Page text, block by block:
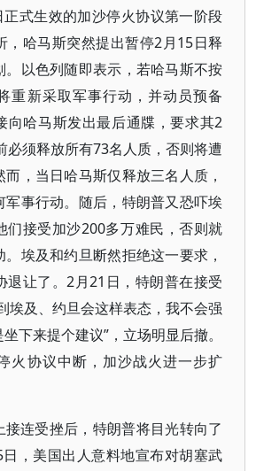
式生效的加沙停火协议第一阶段
，哈马斯突然提出暂停2月15日释
。以色列随即表示，若哈马斯不按
重新采取军事行动，并动员预备
向哈马斯发出最后通牒，要求其2
必须释放所有73名人质，否则将遭
，当日哈马斯仅释放三名人质，
军事行动。随后，特朗普又恐吓埃
们接受加沙200多万难民，否则就
埃及和约旦断然拒绝这一要求，
退让了。2月21日，特朗普在接受
埃及、约旦会这样表态，我不会强
下来提个建议”，立场明显后撤。
火协议中断，加沙战火进一步扩
接连受挫后，特朗普将目光转向了
，美国出人意料地宣布对胡塞武